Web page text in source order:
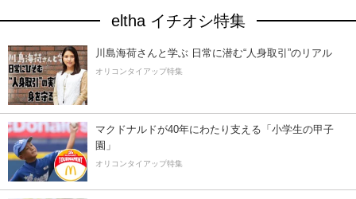
eltha イチオシ特集
川島海荷さんと学ぶ 日常に潜む“人身取引”のリアル
オリコンタイアップ特集
マクドナルドが40年にわたり支える「小学生の甲子
園」
オリコンタイアップ特集